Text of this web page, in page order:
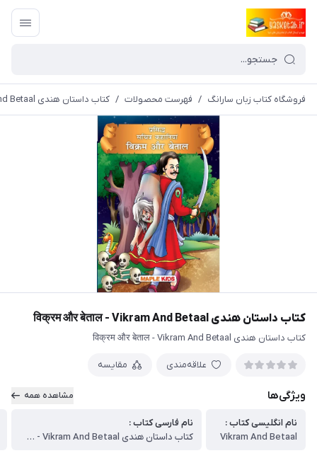
فروشگاه کتاب زبان سارانگ / فهرست محصولات / کتاب داستان هندی विक्रम और बेताल - Vikram And Betaal
کتاب داستان هندی विक्रम और बेताल - Vikram And Betaal
کتاب داستان هندی विक्रम और बेताल - Vikram And Betaal
علاقه‌مندی مقایسه
ویژگی‌ها مشاهده همه
نام انگلیسی کتاب :
Vikram And Betaal
نام فارسی کتاب :
کتاب داستان هندی विक्रम और बेताल - Vikram And Betaal